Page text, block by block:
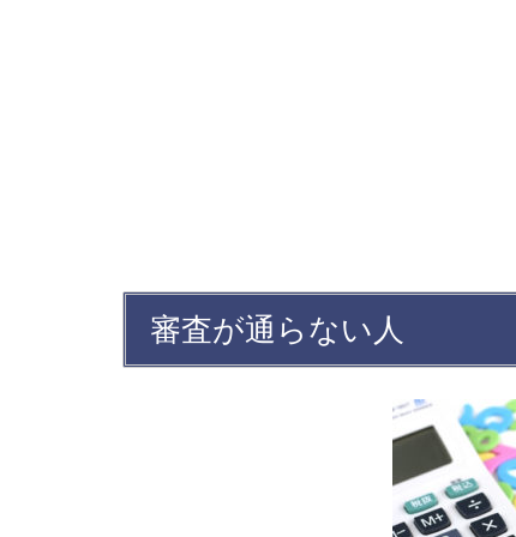
審査が通らない人